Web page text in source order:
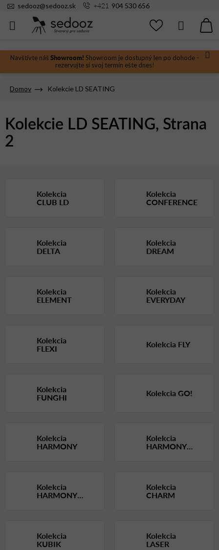
Prejsť
Navštívte náš Showroom! Showroom je dostupný len po dohode -
rezervujte si svoj termín ešte dnes!
sedooz@sedooz.sk +421 904 530 656
Hľadať
Domov Kolekcie LD SEATING
Kolekcie LD SEATING, Strana
2
Kolekcia
CLUB LD
Kolekcia
CONFERENCE
Kolekcia
DELTA
Kolekcia
DREAM
Kolekcia
ELEMENT
Kolekcia
EVERYDAY
Kolekcia
FLEXI Kolekcia FLY
Kolekcia
FUNGHI Kolekcia GO!
Kolekcia
HARMONY
Kolekcia
HARMONY
Kolekcia
HARMONY
Kolekcia
CHARM
Kolekcia
KUBIK
Kolekcia
LASER